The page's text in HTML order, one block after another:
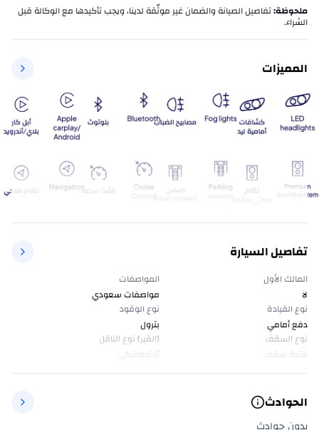
ملحوظة:تفاصيل الصيانة والضمان غير موثّقة لدينا، ويجب تأكيدها مع الوكالة قبل
الشراء.
المميزات
تفاصيل السيارة
المالك الأول
لا
المواصفات
مواصفات سعودي
نوع القيادة
دفع أمامي
نوع الوقود
بترول
نوع السقف
فتحة سقف
(القير) نوع الناقل
أوتوماتيكي
الحوادث